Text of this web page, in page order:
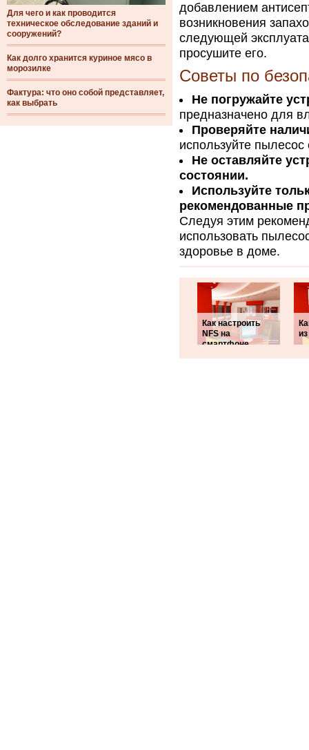
Для чего и как проводится
техническое обследование зданий и
сооружений?
Как долго хранится куриное мясо в
морозилке
Фактура: что оно собой представляет,
как выбрать
добавлением
возникновения
следующей
просушите его.
Советы по
Не погружайте
предназначено для
Проверяйте
используйте
Не оставляйте
состоянии.
Используйте
рекомендованные
Следуя этим
использовать
здоровье в доме.
Как настроить
NFS на
смартфоне